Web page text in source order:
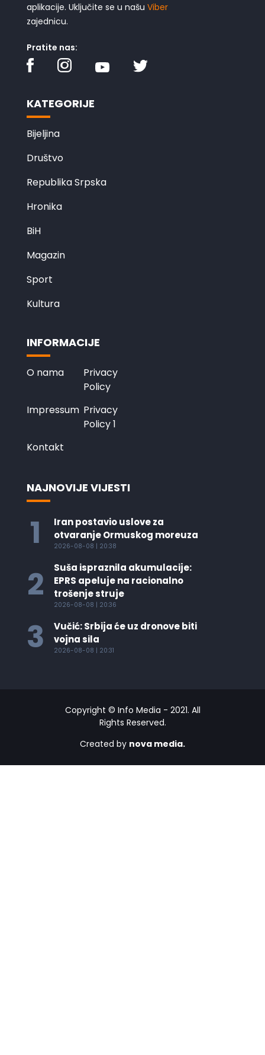
aplikacije. Uključite se u našu Viber
zajednicu.
Pratite nas:
KATEGORIJE
Bijeljina
Društvo
Republika Srpska
Hronika
BiH
Magazin
Sport
Kultura
INFORMACIJE
O nama
Privacy
Policy
Impressum Privacy
Policy 1
Kontakt
NAJNOVIJE VIJESTI
1
Iran postavio uslove za
otvaranje Ormuskog moreuza
2026-08-08 | 20:38
2
Suša ispraznila akumulacije:
EPRS apeluje na racionalno
trošenje struje
2026-08-08 | 20:36
3
Vučić: Srbija će uz dronove biti
vojna sila
2026-08-08 | 20:31
Copyright © Info Media - 2021. All
Rights Reserved.
Created by nova media.